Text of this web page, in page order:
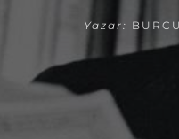
Yazar: